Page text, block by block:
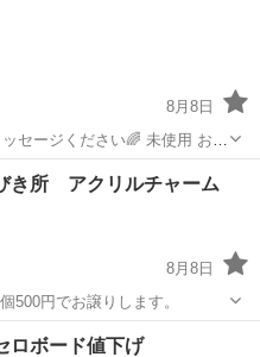
8月8日
ください🌈 未使用 お取
店駐車場になります。 時間は
りません。 最初のメッ
もちゃ
き所 アクリルチャーム
8月8日
1個500円でお譲りします。
もちゃ ドラクエ
ロボード値下げ